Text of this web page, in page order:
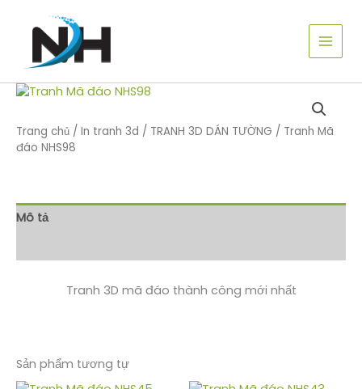
Trang chủ / In tranh 3d / TRANH 3D DÁN TƯỜNG / Tranh Mã
đáo NHS98
Mô tả
Tranh 3D mã đáo thành công mới nhất
Sản phẩm tương tự